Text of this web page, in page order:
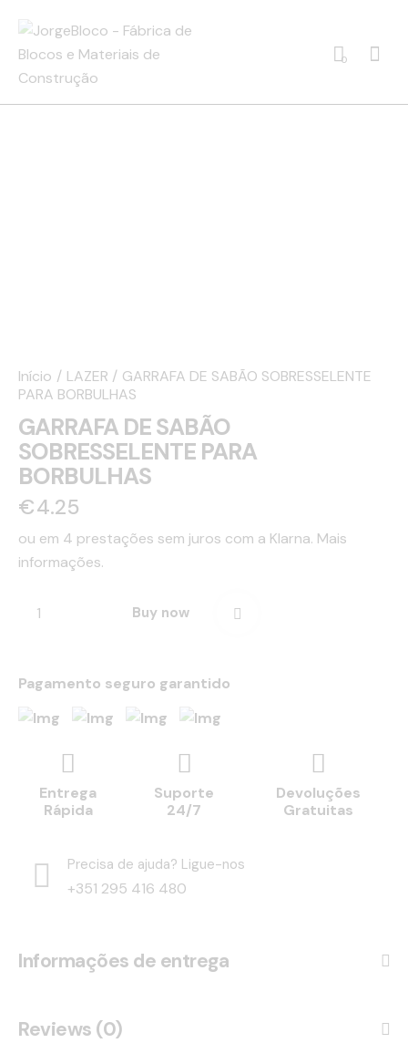
0
Início LAZER
GARRAFA DE SABÃO SOBRESSELENTE
PARA BORBULHAS
GARRAFA DE SABÃO
SOBRESSELENTE PARA
BORBULHAS
€4.25
ou em 4 prestações sem juros com a Klarna. Mais
informações.
Buy now
Pagamento seguro garantido
Entrega
Rápida
Suporte
24/7
Devoluções
Gratuitas
Precisa de ajuda? Ligue-nos
+351 295 416 480
Informações de entrega
Reviews (0)